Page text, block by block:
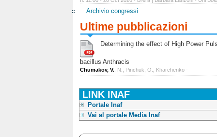
Archivio congressi
Ultime pubblicazioni
Determining the effect of High Power
bacillus Anthracis
Chumakov, V. , N., Pinchuk, O., Kharchenko -
LINK INAF
Portale Inaf
Vai al portale Media Inaf